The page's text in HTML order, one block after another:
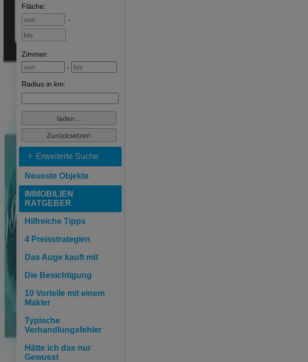
Fläche:
-
Zimmer:
-
Radius in km:
Erweiterte Suche
Neueste Objekte
IMMOBILIEN
RATGEBER
Hilfreiche Tipps
4 Preisstrategien
Das Auge kauft mit
Die Besichtigung
10 Vorteile mit einem
Makler
Typische
Verhandlungsfehler
Hätte ich das nur
Gewusst